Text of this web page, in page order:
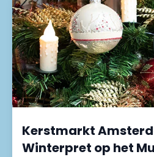
Kerstmarkt
Winterpret op het